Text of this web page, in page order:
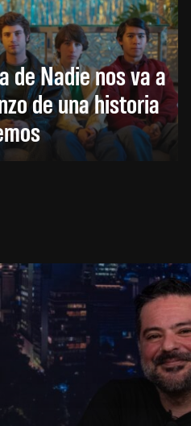
de Nadie nos va a
de una historia